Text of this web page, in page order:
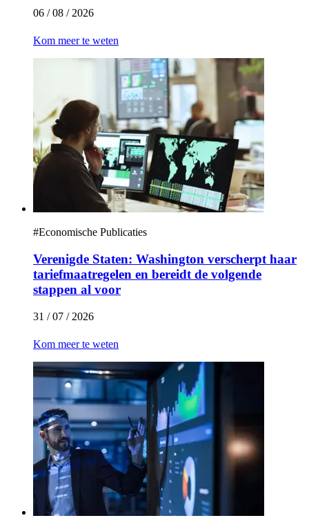
06 / 08 / 2026
Kom meer te weten
#Economische Publicaties
Verenigde Staten: Washington verscherpt haar
tariefmaatregelen en bereidt de volgende
stappen al voor
31 / 07 / 2026
Kom meer te weten